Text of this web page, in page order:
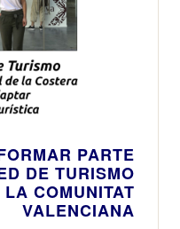
PARTE
DE TURISMO
COMUNITAT
VALENCIANA